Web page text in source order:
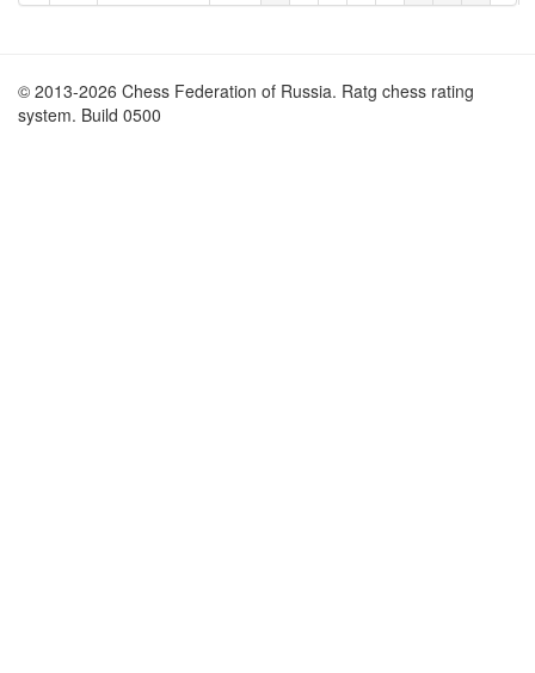
© 2013-2026 Chess Federation of Russia. Ratg chess rating
system. Build 0500